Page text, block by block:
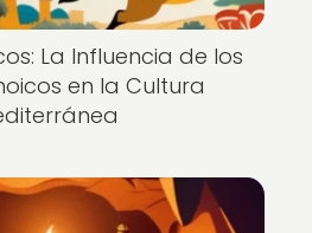
La Influencia de los
en la Cultura